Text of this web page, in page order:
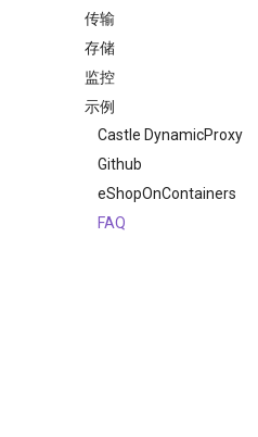
介绍
贡献
配置
消息
过滤器
序列化
事务
幂等性
传输
简介
Amazon SQS
Apache Kafka®
Apache Pulsar
Azure Service Bus
NATS
RabbitMQ
存储
简介
SQL Server
MySQL
PostgreSql
MongoDB
In-Memory
监控
Consul
Dashboard
Kubernetes
Diagnostics
OpenTelemetry
示例
Castle DynamicProxy
Github
eShopOnContainers
FAQ